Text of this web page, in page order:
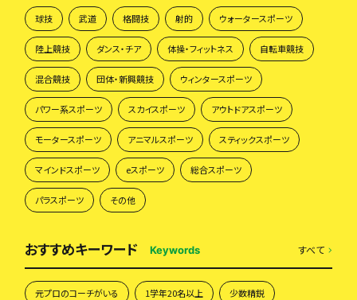
球技 武道 格闘技 射的 ウォータースポーツ
陸上競技 ダンス・チア 体操・フィットネス 自転車競技
混合競技 団体・新興競技 ウィンタースポーツ
パワー系スポーツ スカイスポーツ アウトドアスポーツ
モータースポーツ アニマルスポーツ スティックスポーツ
マインドスポーツ eスポーツ 総合スポーツ
パラスポーツ その他
おすすめキーワード Keywords すべて
元プロのコーチがいる 1学年20名以上 少数精鋭